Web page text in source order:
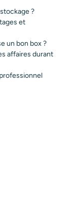
?
et
un bon box ?
affaires durant